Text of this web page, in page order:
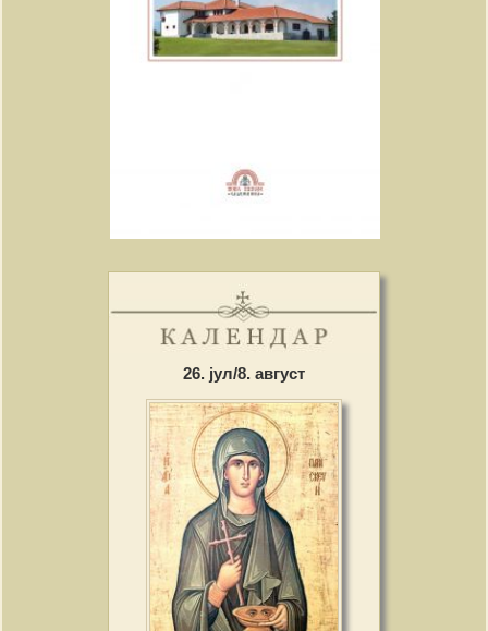
26. јул/8. август